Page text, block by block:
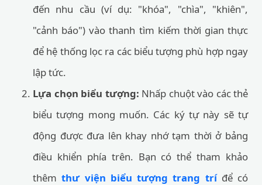
đến nhu cầu (ví dụ: "khóa", "chìa", "khiên",
"cảnh báo") vào thanh tìm kiếm thời gian thực
để hệ thống lọc ra các biểu tượng phù hợp ngay
lập tức.
Lựa chọn biểu tượng: Nhấp chuột vào các thẻ
biểu tượng mong muốn. Các ký tự này sẽ tự
động được đưa lên khay nhớ tạm thời ở bảng
điều khiển phía trên. Bạn có thể tham khảo
thêmthư viện biểu tượng trang tríđể có